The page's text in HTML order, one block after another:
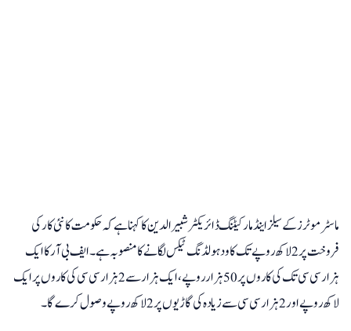
ماسٹر موٹرز کے سیلز اینڈ مارکیٹنگ ڈائریکٹر شبیر الدین کا کہنا ہے کہ حکومت کا نئی کار کی
فروخت پر 2 لاکھ روپے تک کا ود ہولڈنگ ٹیکس لگانے کا منصوبہ ہے۔ ایف بی آر کا ایک
ہزار سی سی تک کی کاروں پر 50 ہزار روپے، ایک ہزار سے 2 ہزار سی سی کی کاروں پر ایک
لاکھ روپے اور 2 ہزار سی سی سے زیادہ کی گاڑیوں پر 2 لاکھ روپے وصول کرے گا۔